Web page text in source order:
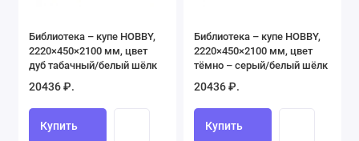
Библиотека – купе HOBBY,
2220×450×2100 мм, цвет
дуб табачный/белый шёлк
20436 ₽.
Купить
Библиотека – купе HOBBY,
2220×450×2100 мм, цвет
тёмно – серый/белый шёлк
20436 ₽.
Купить